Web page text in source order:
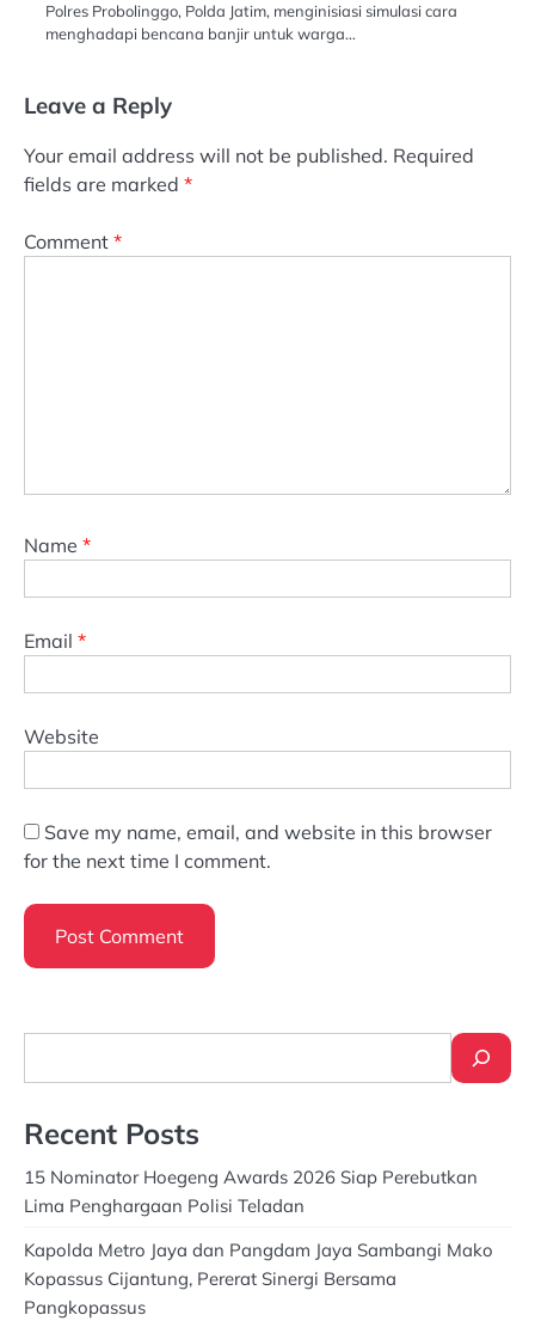
Polres Probolinggo, Polda Jatim, menginisiasi simulasi cara
menghadapi bencana banjir untuk warga…
Leave a Reply
Your email address will not be published. Required
fields are marked *
Comment *
Name *
Email *
Website
Save my name, email, and website in this browser
for the next time I comment.
Recent Posts
15 Nominator Hoegeng Awards 2026 Siap Perebutkan
Lima Penghargaan Polisi Teladan
Kapolda Metro Jaya dan Pangdam Jaya Sambangi Mako
Kopassus Cijantung, Pererat Sinergi Bersama
Pangkopassus